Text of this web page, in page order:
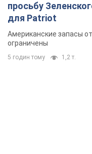
просьбу
для Patriot
Американские запасы
ограничены
5 годин тому 1,2 т.